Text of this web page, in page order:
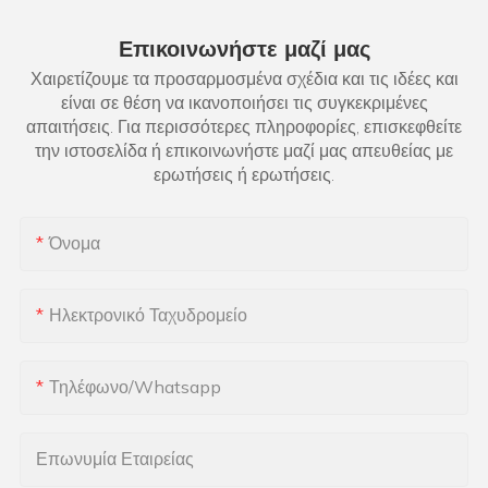
Επικοινωνήστε μαζί μας
Χαιρετίζουμε τα προσαρμοσμένα σχέδια και τις ιδέες και
είναι σε θέση να ικανοποιήσει τις συγκεκριμένες
απαιτήσεις. Για περισσότερες πληροφορίες, επισκεφθείτε
την ιστοσελίδα ή επικοινωνήστε μαζί μας απευθείας με
ερωτήσεις ή ερωτήσεις.
Όνομα
Ηλεκτρονικό Ταχυδρομείο
Τηλέφωνο/Whatsapp
Επωνυμία Εταιρείας